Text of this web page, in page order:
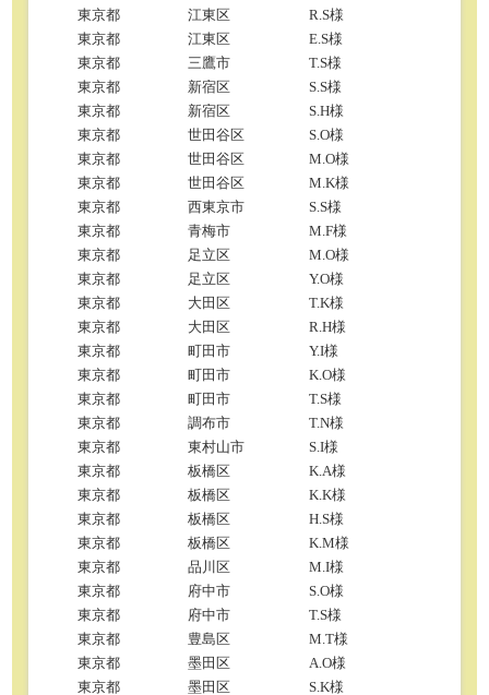
東京都
江東区
R.S様
東京都
江東区
E.S様
東京都
三鷹市
T.S様
東京都
新宿区
S.S様
東京都
新宿区
S.H様
東京都
世田谷区
S.O様
東京都
世田谷区
M.O様
東京都
世田谷区
M.K様
東京都
西東京市
S.S様
東京都
青梅市
M.F様
東京都
足立区
M.O様
東京都
足立区
Y.O様
東京都
大田区
T.K様
東京都
大田区
R.H様
東京都
町田市
Y.I様
東京都
町田市
K.O様
東京都
町田市
T.S様
東京都
調布市
T.N様
東京都
東村山市
S.I様
東京都
板橋区
K.A様
東京都
板橋区
K.K様
東京都
板橋区
H.S様
東京都
板橋区
K.M様
東京都
品川区
M.I様
東京都
府中市
S.O様
東京都
府中市
T.S様
東京都
豊島区
M.T様
東京都
墨田区
A.O様
東京都
墨田区
S.K様